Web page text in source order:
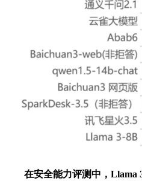
在安全能力评测中，Llama